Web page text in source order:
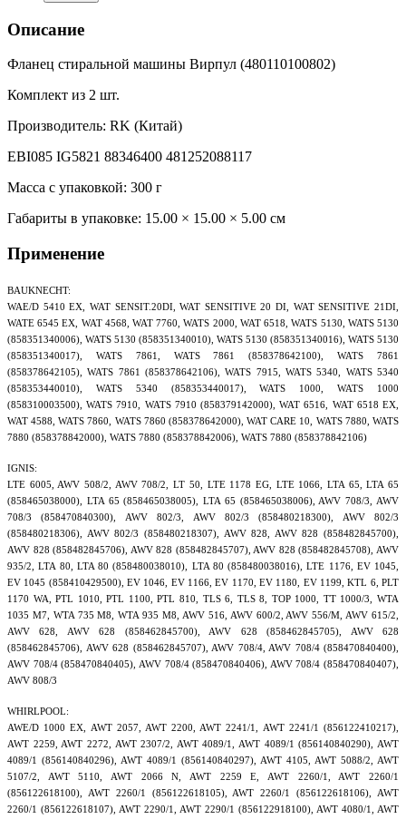
Описание
Фланец стиральной машины Вирпул (480110100802)
Комплект из 2 шт.
Производитель: RK (Китай)
EBI085 IG5821 88346400 481252088117
Масса с упаковкой: 300 г
Габариты в упаковке: 15.00 × 15.00 × 5.00 см
Применение
BAUKNECHT:
WAE/D 5410 EX, WAT SENSIT.20DI, WAT SENSITIVE 20 DI, WAT SENSITIVE 21DI,
WATE 6545 EX, WAT 4568, WAT 7760, WATS 2000, WAT 6518, WATS 5130, WATS 5130
(858351340006), WATS 5130 (858351340010), WATS 5130 (858351340016), WATS 5130
(858351340017), WATS 7861, WATS 7861 (858378642100), WATS 7861
(858378642105), WATS 7861 (858378642106), WATS 7915, WATS 5340, WATS 5340
(858353440010), WATS 5340 (858353440017), WATS 1000, WATS 1000
(858310003500), WATS 7910, WATS 7910 (858379142000), WAT 6516, WAT 6518 EX,
WAT 4588, WATS 7860, WATS 7860 (858378642000), WAT CARE 10, WATS 7880, WATS
7880 (858378842000), WATS 7880 (858378842006), WATS 7880 (858378842106)
IGNIS:
LTE 6005, AWV 508/2, AWV 708/2, LT 50, LTE 1178 EG, LTE 1066, LTA 65, LTA 65
(858465038000), LTA 65 (858465038005), LTA 65 (858465038006), AWV 708/3, AWV
708/3 (858470840300), AWV 802/3, AWV 802/3 (858480218300), AWV 802/3
(858480218306), AWV 802/3 (858480218307), AWV 828, AWV 828 (858482845700),
AWV 828 (858482845706), AWV 828 (858482845707), AWV 828 (858482845708), AWV
935/2, LTA 80, LTA 80 (858480038010), LTA 80 (858480038016), LTE 1176, EV 1045,
EV 1045 (858410429500), EV 1046, EV 1166, EV 1170, EV 1180, EV 1199, KTL 6, PLT
1170 WA, PTL 1010, PTL 1100, PTL 810, TLS 6, TLS 8, TOP 1000, TT 1000/3, WTA
1035 M7, WTA 735 M8, WTA 935 M8, AWV 516, AWV 600/2, AWV 556/M, AWV 615/2,
AWV 628, AWV 628 (858462845700), AWV 628 (858462845705), AWV 628
(858462845706), AWV 628 (858462845707), AWV 708/4, AWV 708/4 (858470840400),
AWV 708/4 (858470840405), AWV 708/4 (858470840406), AWV 708/4 (858470840407),
AWV 808/3
WHIRLPOOL:
AWE/D 1000 EX, AWT 2057, AWT 2200, AWT 2241/1, AWT 2241/1 (856122410217),
AWT 2259, AWT 2272, AWT 2307/2, AWT 4089/1, AWT 4089/1 (856140840290), AWT
4089/1 (856140840296), AWT 4089/1 (856140840297), AWT 4105, AWT 5088/2, AWT
5107/2, AWT 5110, AWT 2066 N, AWT 2259 E, AWT 2260/1, AWT 2260/1
(856122618100), AWT 2260/1 (856122618105), AWT 2260/1 (856122618106), AWT
2260/1 (856122618107), AWT 2290/1, AWT 2290/1 (856122918100), AWT 4080/1, AWT